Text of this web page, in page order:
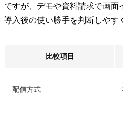
ですが、デモや資料請求で画面
導入後の使い勝手を判断しやす
比較項目
配信方式